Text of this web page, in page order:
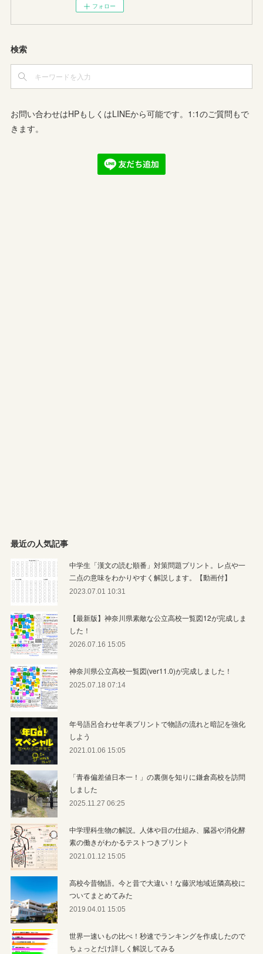
フォロー
検索
お問い合わせはHPもしくはLINEから可能です。1:1のご質問もで
きます。
最近の人気記事
中学生「漢文の読む順番」対策問題プリント。レ点や一
二点の意味をわかりやすく解説します。【動画付】
2023.07.01 10:31
【最新版】神奈川県素敵な公立高校一覧図12が完成しま
した！
2026.07.16 15:05
神奈川県公立高校一覧図(ver11.0)が完成しました！
2025.07.18 07:14
年号語呂合わせ年表プリントで物語の流れと暗記を強化
しよう
2021.01.06 15:05
「青春偏差値日本一！」の裏側を知りに鎌倉高校を訪問
しました
2025.11.27 06:25
中学理科生物の解説。人体や目の仕組み、臓器や消化酵
素の働きがわかるテストつきプリント
2021.01.12 15:05
高校今昔物語。今と昔で大違い！な藤沢地域近隣高校に
ついてまとめてみた
2019.04.01 15:05
世界一速いもの比べ！秒速でランキングを作成したので
ちょっとだけ詳しく解説してみる